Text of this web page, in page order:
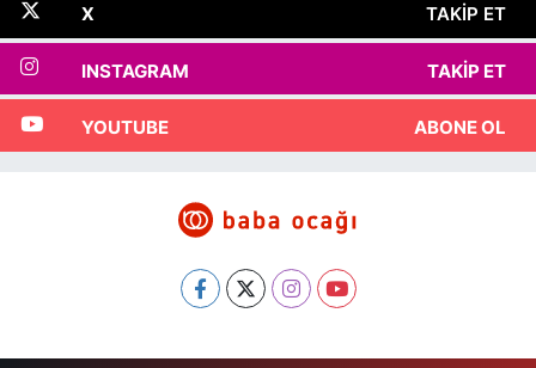
X TAKIP ET
INSTAGRAM TAKIP ET
YOUTUBE ABONE OL